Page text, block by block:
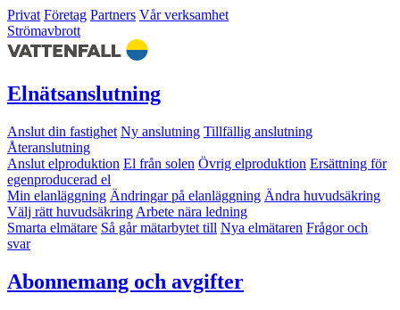
Privat Företag Partners Vår verksamhet
Strömavbrott
Elnätsanslutning
Anslut din fastighet Ny anslutning Tillfällig anslutning
Återanslutning
Anslut elproduktion El från solen Övrig elproduktion Ersättning för
egenproducerad el
Min elanläggning Ändringar på elanläggning Ändra huvudsäkring
Välj rätt huvudsäkring Arbete nära ledning
Smarta elmätare Så går mätarbytet till Nya elmätaren Frågor och
svar
Abonnemang och avgifter